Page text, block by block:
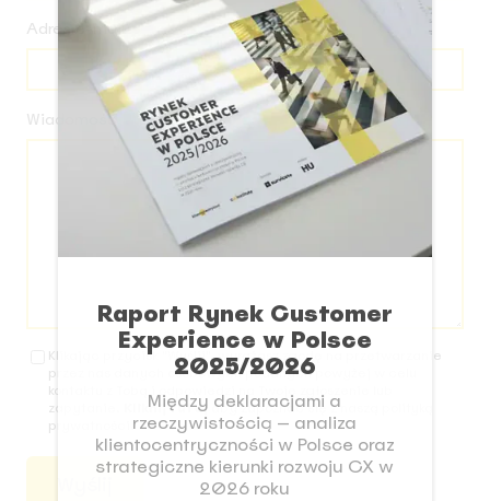
Adres e-mail
Wiadomość
Klikając przycisk "Wyślij", wyrażasz zgodę na przetwarzanie
przez nas danych osobowych podanych powyżej w celu
kontaktu z Tobą i odpowiedzi na Twoje zgłoszenie lub
zapytanie.
Kliknij tutaj aby zapoznać się z naszą polityką
prywatności.
Raport Rynek Customer
Experience w Polsce
2025/2026
Między deklaracjami a
rzeczywistością — analiza
klientocentryczności w Polsce oraz
strategiczne kierunki rozwoju CX w
2026 roku